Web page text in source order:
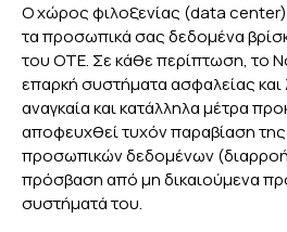
Ο χώρος φιλοξενίας (data
τα προσωπικά σας δεδομένα
του ΟΤΕ. Σε κάθε περίπτωση, το
επαρκή συστήματα ασφαλείας και
αναγκαία και κατάλληλα μέτρα
αποφευχθεί τυχόν παραβίαση
προσωπικών δεδομένων
πρόσβαση από μη δικαιούμενα
συστήματά του.